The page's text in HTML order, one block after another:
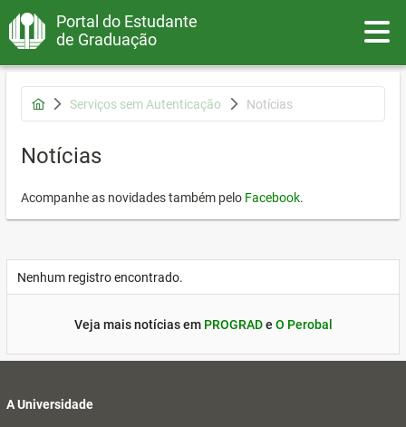
Portal do Estudante
de Graduação
Serviços sem Autenticação Notícias
Notícias
Acompanhe as novidades também pelo Facebook.
Nenhum registro encontrado.
Veja mais notícias em PROGRADe O Perobal
A Universidade